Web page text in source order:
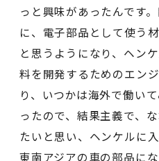
っと興味があったんです
に、電子部品として使う
と思うようになり、ヘン
料を開発するためのエン
り、いつかは海外で働い
ったので、結果主義で、
たいと思い、ヘンケルに
東南アジアの車の部品に